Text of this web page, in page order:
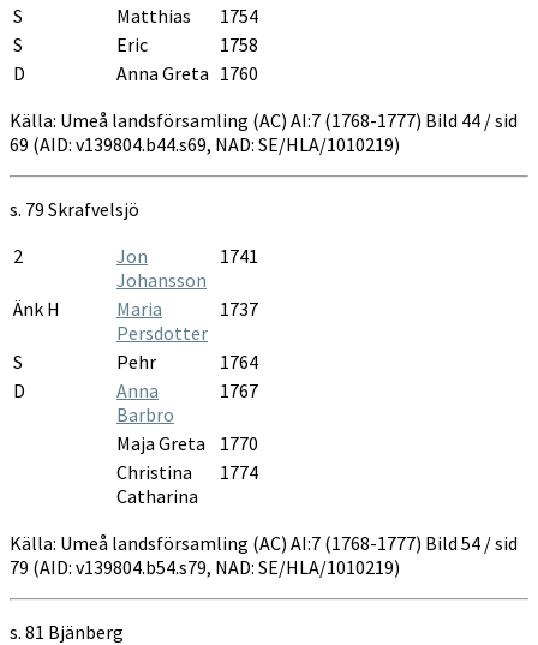
S
Matthias
1754
S
Eric
1758
D
Anna Greta 1760
Källa: Umeå landsförsamling (AC) AI:7 (1768-1777) Bild 44 / sid
69 (AID: v139804.b44.s69, NAD: SE/HLA/1010219)
s. 79 Skrafvelsjö
2
Jon
Johansson
1741
Änk H
Maria
Persdotter
1737
S Pehr
1764
D
Anna
Barbro
1767
Maja Greta
1770
Christina
Catharina
1774
Källa: Umeå landsförsamling (AC) AI:7 (1768-1777) Bild 54 / sid
79 (AID: v139804.b54.s79, NAD: SE/HLA/1010219)
s. 81 Bjänberg